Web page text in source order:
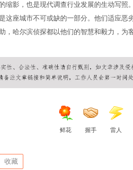
缩影，也是现代调查行业发展的生动写照。
这座城市不可或缺的一部分。他们适应
，哈尔滨侦探都以他们的智慧和毅力，为
鲜花 握手 雷人
收藏